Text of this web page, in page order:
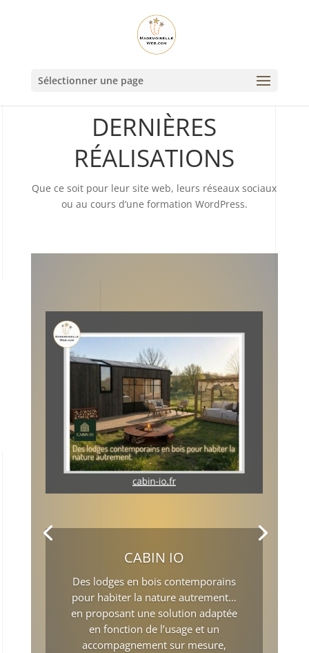
Sélectionner une page
ILS M’ONT FAIT CONFIANCE
DERNIÈRES
RÉALISATIONS
Que ce soit pour leur site web, leurs réseaux sociaux
ou au cours d’une formation WordPress.
CABIN IO
Des lodges en bois contemporains
pour habiter la nature autrement…
en proposant une solution adaptée
en fonction de l’usage et un
accompagnement sur mesure,